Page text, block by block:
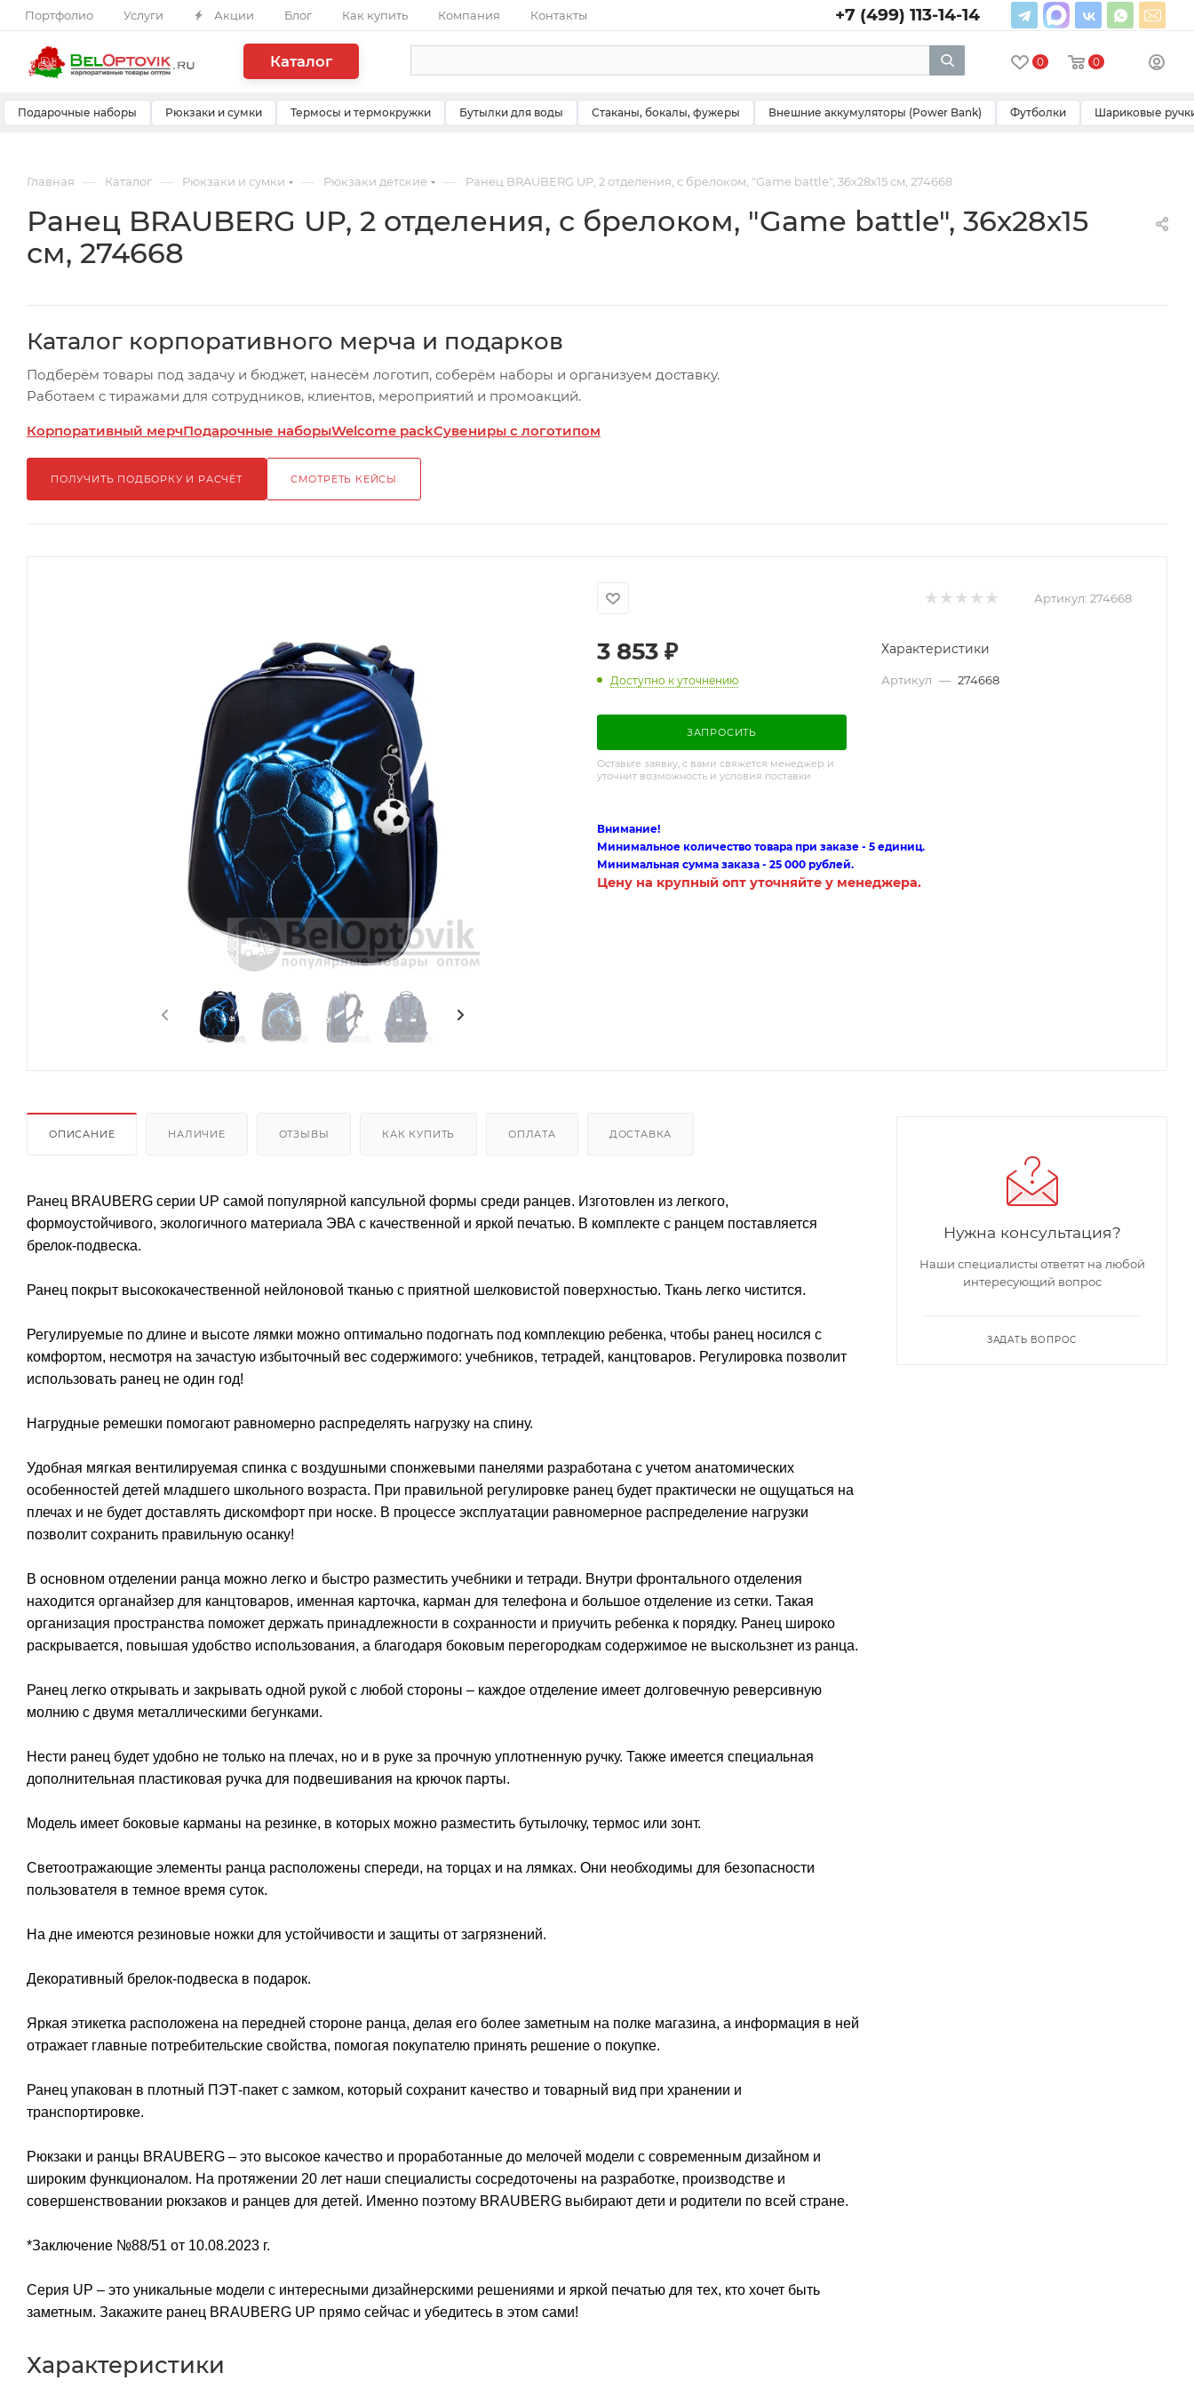
Портфолио Услуги Акции Блог Как купить Компания Контакты +7 (499) 113-14-14
Каталог 0 0
Подарочные наборы Рюкзаки и сумки Термосы и термокружки Бутылки для воды Стаканы, бокалы, фужеры Внешние аккумуляторы (Power Bank) Футболки Шариковые
Главная — Каталог — Рюкзаки и сумки — Рюкзаки детские — Ранец BRAUBERG UP, 2 отделения, с брелоком, "Game battle", 36х28х15 см, 274668
Ранец BRAUBERG UP, 2 отделения, с брелоком, "Game battle", 36х28х15
см, 274668
Каталог корпоративного мерча и подарков
Подберём товары под задачу и бюджет, нанесём логотип, соберём наборы и организуем доставку.
Работаем с тиражами для сотрудников, клиентов, мероприятий и промоакций.
Корпоративный мерчПодарочные наборыWelcome packСувениры с логотипом
ПОЛУЧИТЬ ПОДБОРКУ И РАСЧЁТ СМОТРЕТЬ КЕЙСЫ
Артикул: 274668
3 853 ₽
Доступно к уточнению
ЗАПРОСИТЬ
Оставьте заявку, с вами свяжется менеджер и
уточнит возможность и условия поставки
Характеристики
Артикул — 274668
Внимание!
Минимальное количество товара при заказе - 5 единиц.
Минимальная сумма заказа - 25 000 рублей.
Цену на крупный опт уточняйте у менеджера.
ОПИСАНИЕ НАЛИЧИЕ ОТЗЫВЫ КАК КУПИТЬ ОПЛАТА ДОСТАВКА
Ранец BRAUBERG серии UP самой популярной капсульной формы среди ранцев. Изготовлен из легкого,
формоустойчивого, экологичного материала ЭВА с качественной и яркой печатью. В комплекте с ранцем поставляется
брелок-подвеска.
Ранец покрыт высококачественной нейлоновой тканью с приятной шелковистой поверхностью. Ткань легко чистится.
Регулируемые по длине и высоте лямки можно оптимально подогнать под комплекцию ребенка, чтобы ранец носился с
комфортом, несмотря на зачастую избыточный вес содержимого: учебников, тетрадей, канцтоваров. Регулировка позволит
использовать ранец не один год!
Нагрудные ремешки помогают равномерно распределять нагрузку на спину.
Удобная мягкая вентилируемая спинка с воздушными спонжевыми панелями разработана с учетом анатомических
особенностей детей младшего школьного возраста. При правильной регулировке ранец будет практически не ощущаться на
плечах и не будет доставлять дискомфорт при носке. В процессе эксплуатации равномерное распределение нагрузки
позволит сохранить правильную осанку!
В основном отделении ранца можно легко и быстро разместить учебники и тетради. Внутри фронтального отделения
находится органайзер для канцтоваров, именная карточка, карман для телефона и большое отделение из сетки. Такая
организация пространства поможет держать принадлежности в сохранности и приучить ребенка к порядку. Ранец широко
раскрывается, повышая удобство использования, а благодаря боковым перегородкам содержимое не выскользнет из ранца.
Ранец легко открывать и закрывать одной рукой с любой стороны – каждое отделение имеет долговечную реверсивную
молнию с двумя металлическими бегунками.
Нести ранец будет удобно не только на плечах, но и в руке за прочную уплотненную ручку. Также имеется специальная
дополнительная пластиковая ручка для подвешивания на крючок парты.
Модель имеет боковые карманы на резинке, в которых можно разместить бутылочку, термос или зонт.
Светоотражающие элементы ранца расположены спереди, на торцах и на лямках. Они необходимы для безопасности
пользователя в темное время суток.
На дне имеются резиновые ножки для устойчивости и защиты от загрязнений.
Декоративный брелок-подвеска в подарок.
Яркая этикетка расположена на передней стороне ранца, делая его более заметным на полке магазина, а информация в ней
отражает главные потребительские свойства, помогая покупателю принять решение о покупке.
Ранец упакован в плотный ПЭТ-пакет с замком, который сохранит качество и товарный вид при хранении и
транспортировке.
Рюкзаки и ранцы BRAUBERG – это высокое качество и проработанные до мелочей модели с современным дизайном и
широким функционалом. На протяжении 20 лет наши специалисты сосредоточены на разработке, производстве и
совершенствовании рюкзаков и ранцев для детей. Именно поэтому BRAUBERG выбирают дети и родители по всей стране.
*Заключение №88/51 от 10.08.2023 г.
Серия UP – это уникальные модели с интересными дизайнерскими решениями и яркой печатью для тех, кто хочет быть
заметным. Закажите ранец BRAUBERG UP прямо сейчас и убедитесь в этом сами!
Характеристики
Нужна консультация?
Наши специалисты ответят на любой
интересующий вопрос
ЗАДАТЬ ВОПРОС